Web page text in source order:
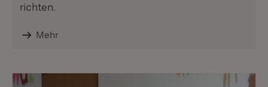
richten.
Mehr